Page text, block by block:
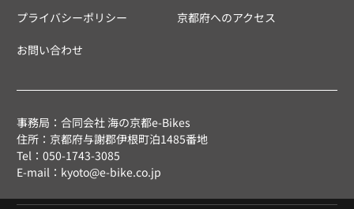
プライバシーポリシー 京都府へのアクセス
お問い合わせ
事務局：合同会社 海の京都e-Bikes
住所：京都府与謝郡伊根町泊1485番地
Tel：050-1743-3085
E-mail：kyoto@e-bike.co.jp